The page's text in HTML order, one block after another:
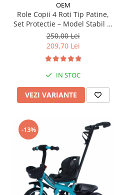
OEM
Role Copii 4 Roti Tip Patine,
Set Protectie – Model Stabil si
Reglabil - Albastru
250,00 Lei
209,70 Lei
IN STOC
VEZI VARIANTE
-13%